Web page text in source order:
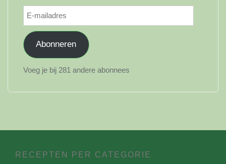
E-
mailadres
Abonneren
Voeg je bij 281 andere abonnees
RECEPTEN PER CATEGORIE